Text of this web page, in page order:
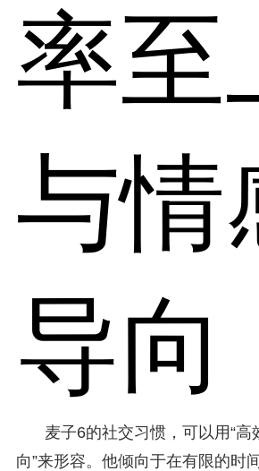
率至
与情
导向
麦子6的社交习惯，可以用“高
向”来形容。他倾向于在有限的时